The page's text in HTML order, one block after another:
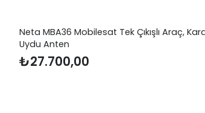
Sensation Gen-7 Tavan Kliması 12v
₺26.000,00